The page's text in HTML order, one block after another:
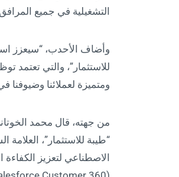
التشغيلية في جميع
للاستثمار”، والتي تعتمد
ومتميزة لعملائنا
من جهته، قال محمد
“طيبة للاستثمار”،
الاصطناعي لتعزيز